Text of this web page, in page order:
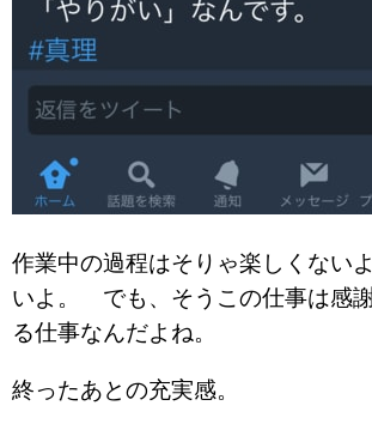
作業中の過程はそりゃ楽しくない
いよ。 でも、そうこの仕事は感
る仕事なんだよね。
終ったあとの充実感。